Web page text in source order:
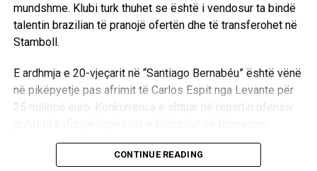
mundshme. Klubi turk thuhet se është i vendosur ta bindë
talentin brazilian të pranojë ofertën dhe të transferohet në
Stamboll.
E ardhmja e 20-vjeçarit në “Santiago Bernabéu” është vënë
në pikëpyetje pas afrimit të Carlos Espit nga Levante për
25 milionë euro. Konkurrenca e shtuar në repartin ofensiv
Ndërkohë, trajneri i Real Madridit, Jose Mourinho,
CONTINUE READING